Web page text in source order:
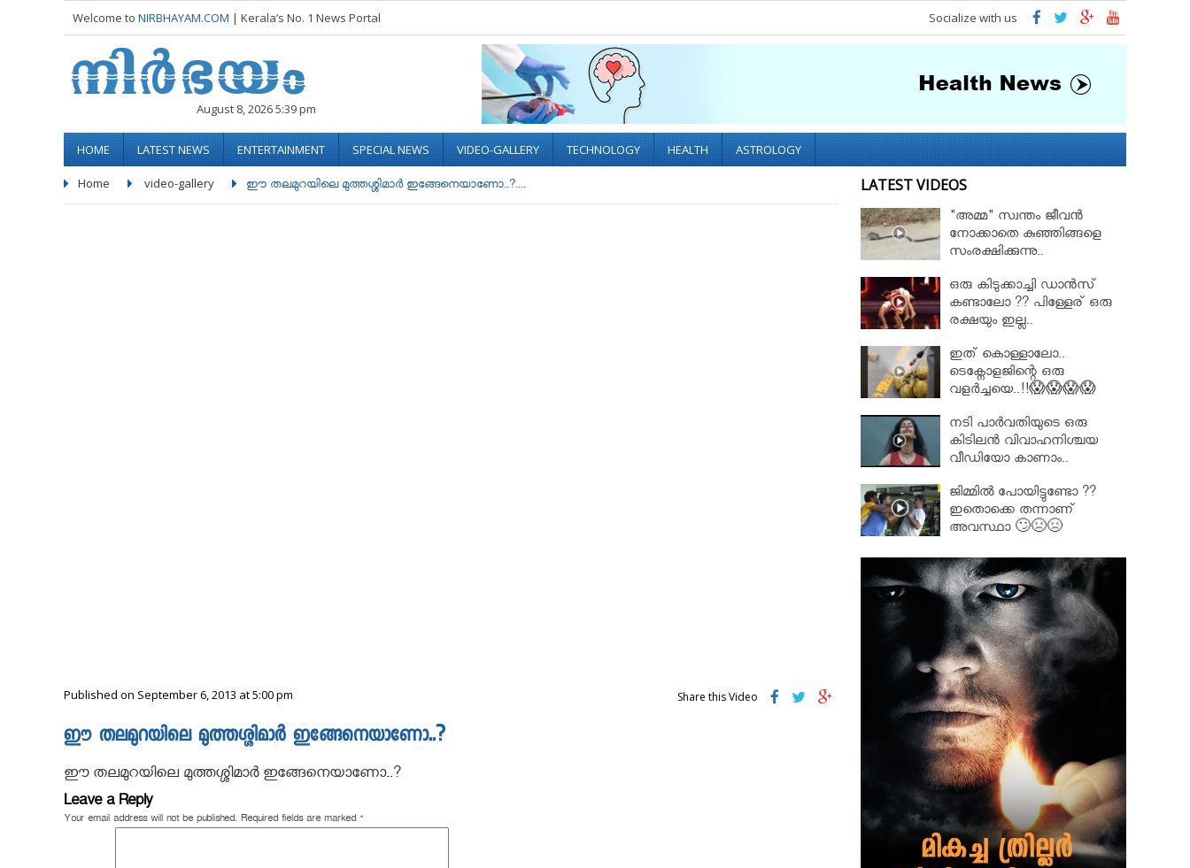
Welcome to NIRBHAYAM.COM | Kerala’s No. 1 News Portal Socialize with us
August 8, 2026 5:39 pm
HOME LATEST NEWS ENTERTAINMENT SPECIAL NEWS VIDEO-GALLERY TECHNOLOGY HEALTH ASTROLOGY
Home video-gallery ഈ തലമുറയിലെ മുത്തശ്ശിമാർ ഇങ്ങേനെയാണോ..?....
Published on September 6, 2013 at 5:00 pm Share this Video
ഈ തലമുറയിലെ മുത്തശ്ശിമാർ ഇങ്ങേനെയാണോ..?
ഈ തലമുറയിലെ മുത്തശ്ശിമാർ ഇങ്ങേനെയാണോ..?
Leave a Reply
Your email address will not be published. Required fields are marked *
LATEST VIDEOS
"അമ്മ" സ്വന്തം ജീവൻ
നോക്കാതെ കുഞ്ഞിങ്ങളെ
സംരക്ഷിക്കുന്നു..
ഒരു കിടുക്കാച്ചി ഡാൻസ്
കണ്ടാലോ ?? പിള്ളേര് ഒരു
രക്ഷയും ഇല്ല..
ഇത് കൊള്ളാലോ..
ടെക്നോളജിന്റെ ഒരു
വളർച്ചയെ..!!😱😱😱😱
നടി പാർവതിയുടെ ഒരു
കിടിലൻ വിവാഹനിശ്ചയ
വീഡിയോ കാണാം..
ജിമ്മിൽ പോയിട്ടുണ്ടോ ??
ഇതൊക്കെ തന്നാണ്
അവസ്ഥാ 🙄😣😣